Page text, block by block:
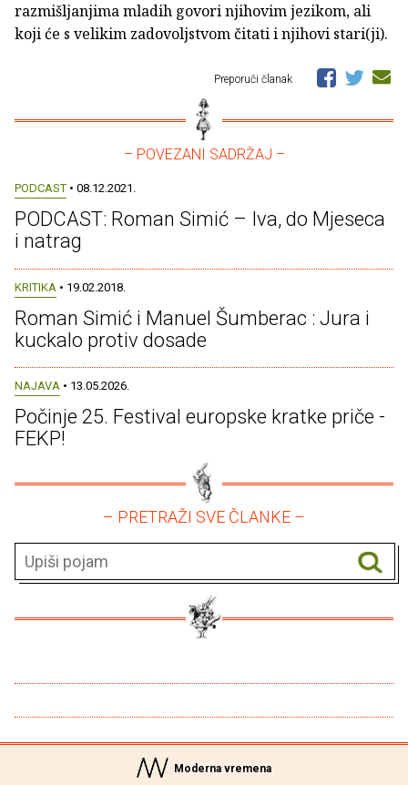
razmišljanjima mladih govori njihovim jezikom, ali
koji će s velikim zadovoljstvom čitati i njihovi stari(ji).
Preporuči članak
– POVEZANI SADRŽAJ –
PODCAST • 08.12.2021.
PODCAST: Roman Simić – Iva, do Mjeseca
i natrag
KRITIKA • 19.02.2018.
Roman Simić i Manuel Šumberac : Jura i
kuckalo protiv dosade
NAJAVA • 13.05.2026.
Počinje 25. Festival europske kratke priče -
FEKP!
– PRETRAŽI SVE ČLANKE –
Moderna vremena